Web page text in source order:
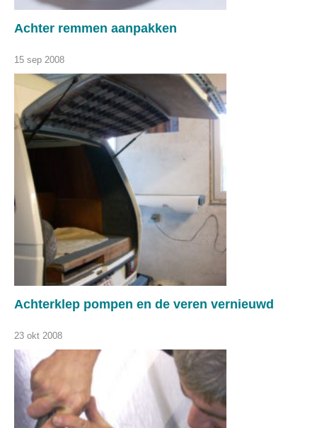
Achter remmen aanpakken
15 sep 2008
Achterklep pompen en de veren vernieuwd
23 okt 2008